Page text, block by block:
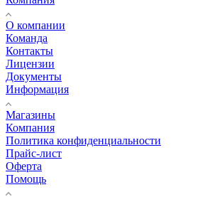
О компании
Команда
Контакты
Лицензии
Документы
Информация
Магазины
Компания
Политика конфиденциальности
Прайс-лист
Оферта
Помощь